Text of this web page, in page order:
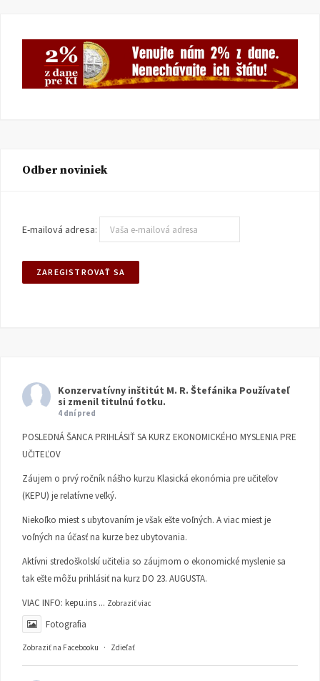
Odber noviniek
E-mailová adresa:
Konzervatívny inštitút M. R. Štefánika Používateľ
si zmenil titulnú fotku.
4 dní pred
POSLEDNÁ ŠANCA PRIHLÁSIŤ SA KURZ EKONOMICKÉHO MYSLENIA PRE
UČITEĽOV
Záujem o prvý ročník nášho kurzu Klasická ekonómia pre učiteľov
(KEPU) je relatívne veľký.
Niekoľko miest s ubytovaním je však ešte voľných. A viac miest je
voľných na účasť na kurze bez ubytovania.
Aktívni stredoškolskí učitelia so záujmom o ekonomické myslenie sa
tak ešte môžu prihlásiť na kurz DO 23. AUGUSTA.
VIAC INFO: kepu.ins ... Zobraziť viac
Fotografia
Zobraziť na Facebooku · Zdieľať